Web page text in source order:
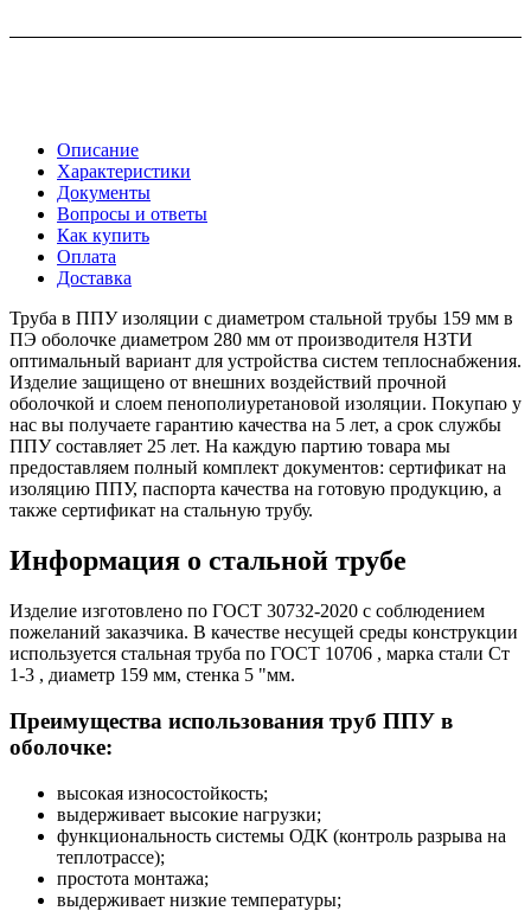
Описание
Характеристики
Документы
Вопросы и ответы
Как купить
Оплата
Доставка
Труба в ППУ изоляции с диаметром стальной трубы 159 мм в
ПЭ оболочке диаметром 280 мм от производителя НЗТИ
оптимальный вариант для устройства систем теплоснабжения.
Изделие защищено от внешних воздействий прочной
оболочкой и слоем пенополиуретановой изоляции. Покупаю у
нас вы получаете гарантию качества на 5 лет, а срок службы
ППУ составляет 25 лет. На каждую партию товара мы
предоставляем полный комплект документов: сертификат на
изоляцию ППУ, паспорта качества на готовую продукцию, а
также сертификат на стальную трубу.
Информация о стальной трубе
Изделие изготовлено по ГОСТ 30732-2020 с соблюдением
пожеланий заказчика. В качестве несущей среды конструкции
используется стальная труба по ГОСТ 10706 , марка стали Ст
1-3 , диаметр 159 мм, стенка 5 "мм.
Преимущества использования труб ППУ в
оболочке:
высокая износостойкость;
выдерживает высокие нагрузки;
функциональность системы ОДК (контроль разрыва на
теплотрассе);
простота монтажа;
выдерживает низкие температуры;